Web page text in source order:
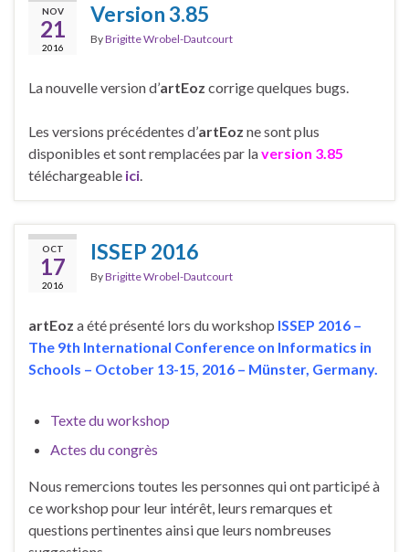
NOV
21
2016
Version 3.85
ByBrigitte Wrobel-Dautcourt
La nouvelle version d’artEoz corrige quelques bugs.
Les versions précédentes d’artEoz ne sont plus
disponibles et sont remplacées par laversion 3.85
téléchargeable ici.
OCT
17
2016
ISSEP 2016
ByBrigitte Wrobel-Dautcourt
artEoz a été présenté lors du workshop ISSEP 2016 –
The 9th International Conference on Informatics in
Schools – October 13-15, 2016 – Münster, Germany.
Texte du workshop
Actes du congrès
Nous remercions toutes les personnes qui ont participé à
ce workshop pour leur intérêt, leurs remarques et
questions pertinentes ainsi que leurs nombreuses